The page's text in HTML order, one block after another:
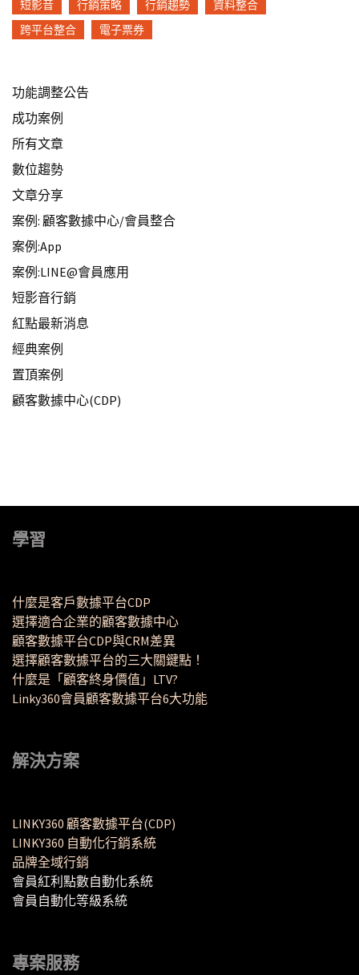
短影音
行銷策略 行銷趨勢
資料整合
跨平台整合
電子票券
功能調整公告
成功案例
所有文章
數位趨勢
文章分享
案例: 顧客數據中心/會員整合
案例:App
案例:LINE@會員應用
短影音行銷
紅點最新消息
經典案例
置頂案例
顧客數據中心(CDP)
學習
什麼是客戶數據平台CDP
選擇適合企業的顧客數據中心
顧客數據平台CDP與CRM差異
選擇顧客數據平台的三大關鍵點！
什麼是「顧客終身價值」LTV?
Linky360會員顧客數據平台6大功能
解決方案
LINKY360 顧客數據平台(CDP)
LINKY360 自動化行銷系統
品牌全域行銷
會員紅利點數自動化系統
會員自動化等級系統
專案服務